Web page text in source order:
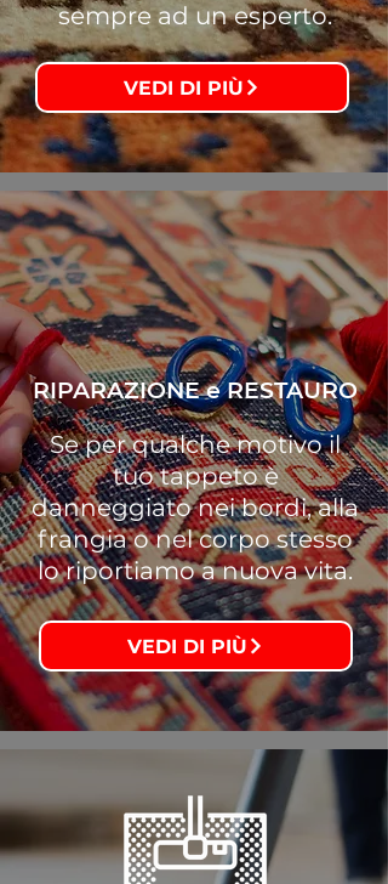
sempre ad un esperto.
VEDI DI PIÙ
RIPARAZIONE e RESTAURO
Se per qualche motivo il
tuo tappeto è
danneggiato nei bordi, alla
frangia o nel corpo stesso
lo riportiamo a nuova vita.
VEDI DI PIÙ